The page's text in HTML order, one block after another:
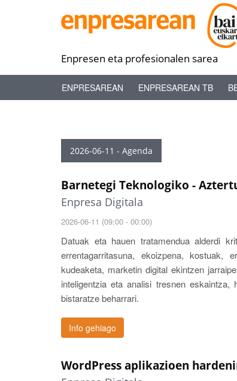
Enpresen eta profesionalen sarea
ENPRESAREAN ENPRESAREAN TB
2026-06-11 - Agenda
Barnetegi Teknologiko -
Enpresa Digitala
2026-06-11 (09:00 - 00:00)
Datuak eta hauen tratamendua alderdi
errentagarritasuna, ekoizpena, kostuak,
kudeaketa, marketin digital ekintzen
inteligentzia eta analisi tresnen
bistaratze beharrari.
Info gehiago
WordPress aplikazioen